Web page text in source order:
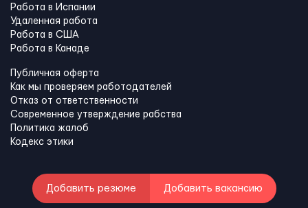
Работа в Испании
Удаленная работа
Работа в США
Работа в Канадe
Публичная оферта
Как мы проверяем работодателей
Отказ от ответственности
Современное утверждение рабства
Политика жалоб
Кодекс этики
Добавить резюме Добавить вакансию